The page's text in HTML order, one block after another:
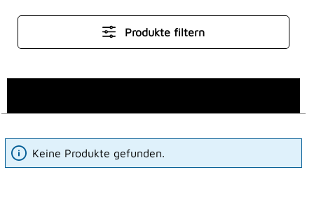
Produkte filtern
Keine Produkte gefunden.